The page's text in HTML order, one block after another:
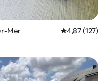
Mer Просечна
4,87 (127)